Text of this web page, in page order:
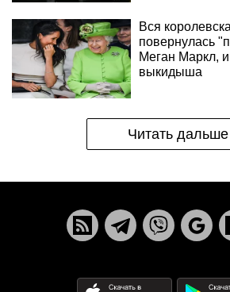
Вся
повернулась
Меган Маркл,
выкидыша
Читать дальше